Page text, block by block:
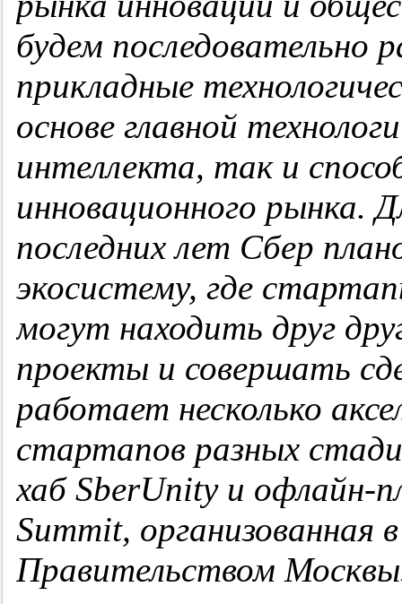
будем последовательно
прикладные
основе главной
интеллекта, так и
инновационного рынка.
последних лет Сбер
экосистему, где
могут находить друг
проекты и совершать
работает несколько
стартаповразных
хаб SberUnityи офлайн-
Summit, организованная
Правительством